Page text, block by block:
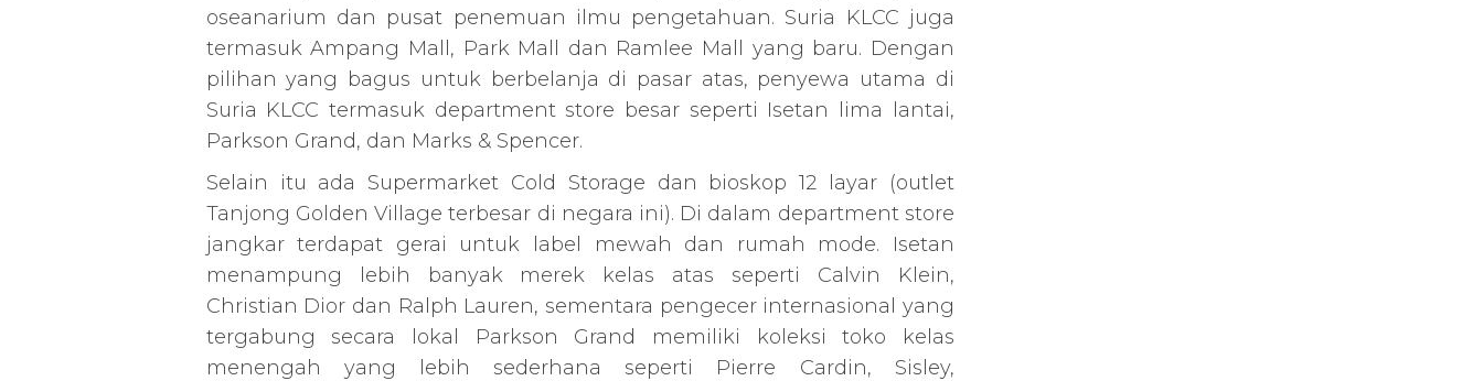
oseanarium dan pusat penemuan ilmu pengetahuan. Suria KLCC juga
termasuk Ampang Mall, Park Mall dan Ramlee Mall yang baru. Dengan
pilihan yang bagus untuk berbelanja di pasar atas, penyewa utama di
Suria KLCC termasuk department store besar seperti Isetan lima lantai,
Parkson Grand, dan Marks & Spencer.
Selain itu ada Supermarket Cold Storage dan bioskop 12 layar (outlet
Tanjong Golden Village terbesar di negara ini). Di dalam department store
jangkar terdapat gerai untuk label mewah dan rumah mode. Isetan
menampung lebih banyak merek kelas atas seperti Calvin Klein,
Christian Dior dan Ralph Lauren, sementara pengecer internasional yang
tergabung secara lokal Parkson Grand memiliki koleksi toko kelas
menengah yang lebih sederhana seperti Pierre Cardin, Sisley,